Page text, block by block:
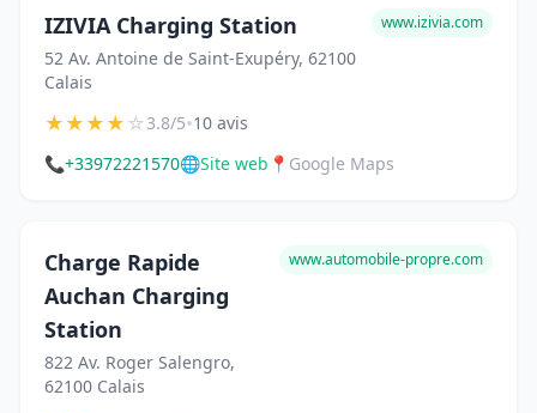
IZIVIA Charging Station
52 Av. Antoine de Saint-Exupéry, 62100
Calais
www.izivia.com
★★★★☆3.8/5•10 avis
📞+33972221570🌐Site web 📍 Google Maps
Charge Rapide
Auchan Charging
Station
822 Av. Roger Salengro,
62100 Calais
www.automobile-propre.com